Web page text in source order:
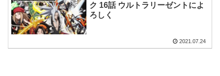
ク 16話 ウルトラリーゼントによ
ろしく
2021.07.24